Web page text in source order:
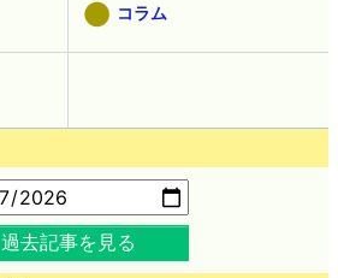
コラム
過去記事を見る